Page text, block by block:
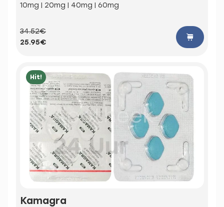
10mg | 20mg | 40mg | 60mg
34.52€
25.95€
Hit!
Kamagra